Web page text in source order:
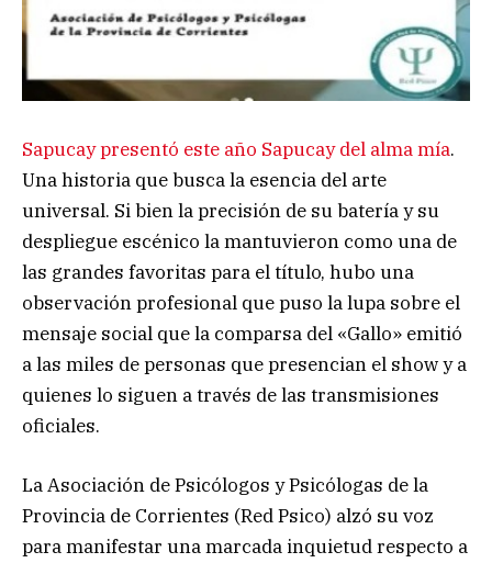
Sapucay presentó este año Sapucay del alma mía.
Una historia que busca la esencia del arte
universal. Si bien la precisión de su batería y su
despliegue escénico la mantuvieron como una de
las grandes favoritas para el título, hubo una
observación profesional que puso la lupa sobre el
mensaje social que la comparsa del «Gallo» emitió
a las miles de personas que presencian el show y a
quienes lo siguen a través de las transmisiones
oficiales.
La Asociación de Psicólogos y Psicólogas de la
Provincia de Corrientes (Red Psico) alzó su voz
para manifestar una marcada inquietud respecto a